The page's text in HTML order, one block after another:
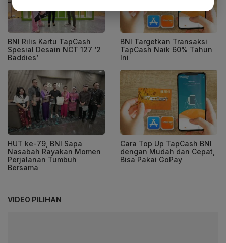
BNI Rilis Kartu TapCash
Spesial Desain NCT 127 ‘2
Baddies’
BNI Targetkan Transaksi
TapCash Naik 60% Tahun
Ini
HUT ke-79, BNI Sapa
Nasabah Rayakan Momen
Perjalanan Tumbuh
Bersama
Cara Top Up TapCash BNI
dengan Mudah dan Cepat,
Bisa Pakai GoPay
VIDEO PILIHAN